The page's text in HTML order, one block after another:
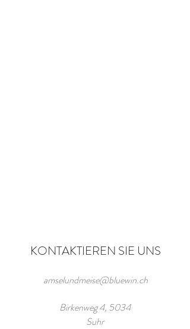
KONTAKTIEREN SIE UNS
amselundmeise@bluewin.ch
Birkenweg 4, 5034
Suhr